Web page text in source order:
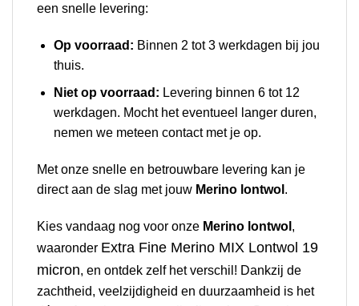
een snelle levering:
Op voorraad: Binnen 2 tot 3 werkdagen bij jou
thuis.
Niet op voorraad: Levering binnen 6 tot 12
werkdagen. Mocht het eventueel langer duren,
nemen we meteen contact met je op.
Met onze snelle en betrouwbare levering kan je
direct aan de slag met jouw Merino lontwol .
Kies vandaag nog voor onze Merino lontwol ,
waaronder Extra Fine Merino MIX Lontwol 19
micron, en ontdek zelf het verschil! Dankzij de
zachtheid, veelzijdigheid en duurzaamheid is het